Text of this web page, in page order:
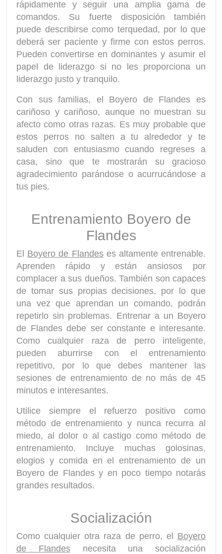
rápidamente y seguir una amplia gama de
comandos. Su fuerte disposición también
puede describirse como terquedad, por lo que
deberá ser paciente y firme con estos perros.
Pueden convertirse en dominantes y asumir el
papel de liderazgo si no les proporciona un
liderazgo justo y tranquilo.
Con sus familias, el Boyero de Flandes es
cariñoso y cariñoso, aunque no muestran su
afecto como otras razas. Es muy probable que
estos perros no salten a tu alrededor y te
saluden con entusiasmo cuando regreses a
casa, sino que te mostrarán su gracioso
agradecimiento parándose o acurrucándose a
tus pies.
Entrenamiento Boyero de
Flandes
El Boyero de Flandeses altamente entrenable.
Aprenden rápido y están ansiosos por
complacer a sus dueños. También son capaces
de tomar sus propias decisiones, por lo que
una vez que aprendan un comando, podrán
repetirlo sin problemas. Entrenar a un Boyero
de Flandes debe ser constante e interesante.
Como cualquier raza de perro inteligente,
pueden aburrirse con el entrenamiento
repetitivo, por lo que debes mantener las
sesiones de entrenamiento de no más de 45
minutos e interesantes.
Utilice siempre el refuerzo positivo como
método de entrenamiento y nunca recurra al
miedo, al dolor o al castigo como método de
entrenamiento. Incluye muchas golosinas,
elogios y comida en el entrenamiento de un
Boyero de Flandes y en poco tiempo notarás
grandes resultados.
Socialización
Como cualquier otra raza de perro, el Boyero
de Flandesnecesita una socialización